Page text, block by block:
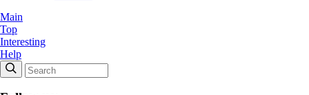
Main
Top
Interesting
Help